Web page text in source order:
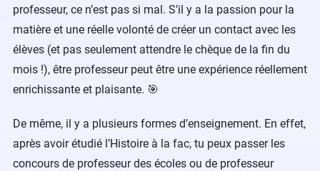
professeur, ce n’est pas si mal. S’il y a la passion pour la
matière et une réelle volonté de créer un contact avec les
élèves (et pas seulement attendre le chèque de la fin du
mois !), être professeur peut être une expérience réellement
enrichissante et plaisante. 🎯
De même, il y a plusieurs formes d’enseignement. En effet,
après avoir étudié l’Histoire à la fac, tu peux passer les
concours de professeur des écoles ou de professeur